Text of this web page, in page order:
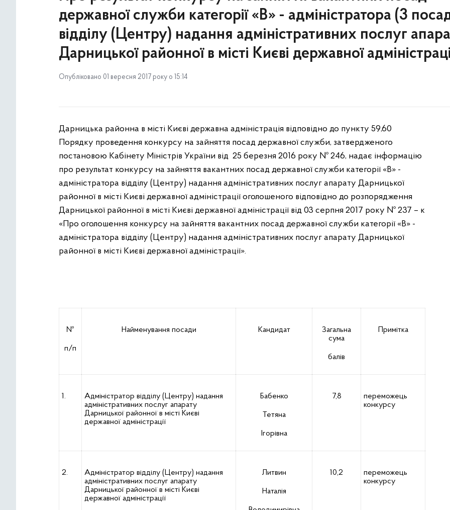
державної служби категорії «В» - адміністратора (3
відділу (Центру) надання адміністративних послуг
Дарницької районної в місті Києві державної
Опубліковано 01 вересня 2017 року о 15:14
Дарницька районна в місті Києві державна адміністрація відповідно до пункту 59,60
Порядку проведення конкурсу на зайняття посад державної служби, затвердженого
постановою Кабінету Міністрів України від 25 березня 2016 року № 246, надає інформацію
про результат конкурсу на зайняття вакантних посад державної служби категорії «В» -
адміністратора відділу (Центру) надання адміністративних послуг апарату Дарницької
районної в місті Києві державної адміністрації оголошеного відповідно до розпорядження
Дарницької районної в місті Києві державної адміністрації від 03 серпня 2017 року № 237 – к
«Про оголошення конкурсу на зайняття вакантних посад державної служби категорії «В» -
адміністратора відділу (Центру) надання адміністративних послуг апарату Дарницької
районної в місті Києві державної адміністрації».
№
п/п
Найменування посади Кандидат
Загальна
сума
балів
Примітка
1.
Адміністратор відділу (Центру) надання
адміністративних послуг апарату
Дарницької районної в місті Києві
державної адміністрації
Бабенко
Тетяна
Ігорівна
7,8
переможець
конкурсу
2.
Адміністратор відділу (Центру) надання
адміністративних послуг апарату
Дарницької районної в місті Києві
державної адміністрації
Литвин
Наталія
10,2
переможець
конкурсу